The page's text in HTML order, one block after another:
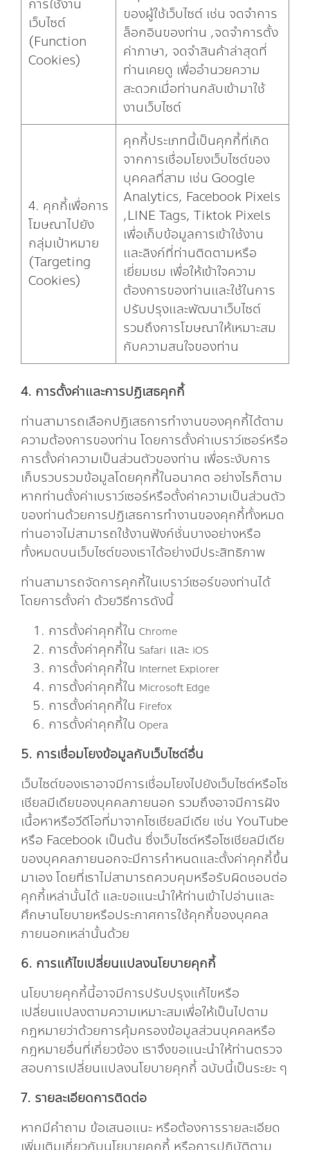
การใช้งาน
เว็บไซต์
(Function
Cookies)
ของผู้ใช้เว็บไซต์ เช่น จดจำการ
ล็อกอินของท่าน ,จดจำการตั้ง
ค่าภาษา, จดจำสินค้าล่าสุดที่
ท่านเคยดู เพื่ออำนวยความ
สะดวกเมื่อท่านกลับเข้ามาใช้
งานเว็บไซต์
4. คุกกี้เพื่อการ
โฆษณาไปยัง
กลุ่มเป้าหมาย
(Targeting
Cookies)
คุกกี้ประเภทนี้เป็นคุกกี้ที่เกิด
จากการเชื่อมโยงเว็บไซต์ของ
บุคคลที่สาม เช่น Google
Analytics, Facebook Pixels
,LINE Tags, Tiktok Pixels
เพื่อเก็บข้อมูลการเข้าใช้งาน
และลิงก์ที่ท่านติดตามหรือ
เยี่ยมชม เพื่อให้เข้าใจความ
ต้องการของท่านและใช้ในการ
ปรับปรุงและพัฒนาเว็บไซต์
รวมถึงการโฆษณาให้เหมาะสม
กับความสนใจของท่าน
4. การตั้งค่าและการปฏิเสธคุกกี้
ท่านสามารถเลือกปฏิเสธการทำงานของคุกกี้ได้ตาม
ความต้องการของท่าน โดยการตั้งค่าเบราว์เซอร์หรือ
การตั้งค่าความเป็นส่วนตัวของท่าน เพื่อระงับการ
เก็บรวบรวมข้อมูลโดยคุกกี้ในอนาคต อย่างไรก็ตาม
หากท่านตั้งค่าเบราว์เซอร์หรือตั้งค่าความเป็นส่วนตัว
ของท่านด้วยการปฏิเสธการทำงานของคุกกี้ทั้งหมด
ท่านอาจไม่สามารถใช้งานฟังก์ชั่นบางอย่างหรือ
ทั้งหมดบนเว็บไซต์ของเราได้อย่างมีประสิทธิภาพ
ท่านสามารถจัดการคุกกี้ในเบราว์เซอร์ของท่านได้
โดยการตั้งค่า ด้วยวิธีการดังนี้
การตั้งค่าคุกกี้ใน Chrome
การตั้งค่าคุกกี้ใน Safari และ iOS
การตั้งค่าคุกกี้ใน Internet Explorer
การตั้งค่าคุกกี้ใน Microsoft Edge
การตั้งค่าคุกกี้ใน Firefox
การตั้งค่าคุกกี้ใน Opera
5. การเชื่อมโยงข้อมูลกับเว็บไซต์อื่น
เว็บไซต์ของเราอาจมีการเชื่อมโยงไปยังเว็บไซต์หรือโซ
เชียลมีเดียของบุคคลภายนอก รวมถึงอาจมีการฝัง
เนื้อหาหรือวีดีโอที่มาจากโซเชียลมีเดีย เช่น YouTube
หรือ Facebook เป็นต้น ซึ่งเว็บไซต์หรือโซเชียลมีเดีย
ของบุคคลภายนอกจะมีการกำหนดและตั้งค่าคุกกี้ขึ้น
มาเอง โดยที่เราไม่สามารถควบคุมหรือรับผิดชอบต่อ
คุกกี้เหล่านั้นได้ และขอแนะนำให้ท่านเข้าไปอ่านและ
ศึกษานโยบายหรือประกาศการใช้คุกกี้ของบุคคล
ภายนอกเหล่านั้นด้วย
6. การแก้ไขเปลี่ยนแปลงนโยบายคุกกี้
นโยบายคุกกี้นี้อาจมีการปรับปรุงแก้ไขหรือ
เปลี่ยนแปลงตามความเหมาะสมเพื่อให้เป็นไปตาม
กฎหมายว่าด้วยการคุ้มครองข้อมูลส่วนบุคคลหรือ
กฎหมายอื่นที่เกี่ยวข้อง เราจึงขอแนะนำให้ท่านตรวจ
สอบการเปลี่ยนแปลงนโยบายคุกกี้ ฉบับนี้เป็นระยะ ๆ
7. รายละเอียดการติดต่อ
หากมีคำถาม ข้อเสนอแนะ หรือต้องการรายละเอียด